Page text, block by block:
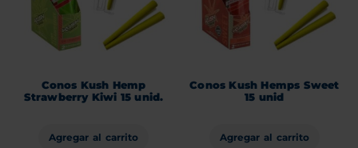
Conos Kush Hemp
Strawberry Kiwi 15 unid.
Agregar al carrito
Conos Kush Hemps Sweet
15 unid
Agregar al carrito